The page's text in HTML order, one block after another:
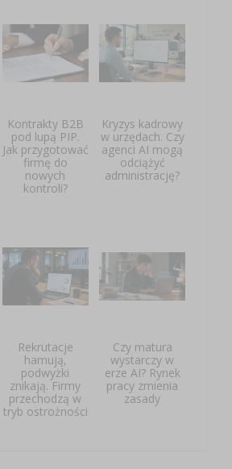
Kontrakty B2B
pod lupą PIP.
Jak przygotować
firmę do
nowych
kontroli?
Kryzys kadrowy
w urzędach. Czy
agenci AI mogą
odciążyć
administrację?
Rekrutacje
hamują,
podwyżki
znikają. Firmy
przechodzą w
tryb ostrożności
Czy matura
wystarczy w
erze AI? Rynek
pracy zmienia
zasady